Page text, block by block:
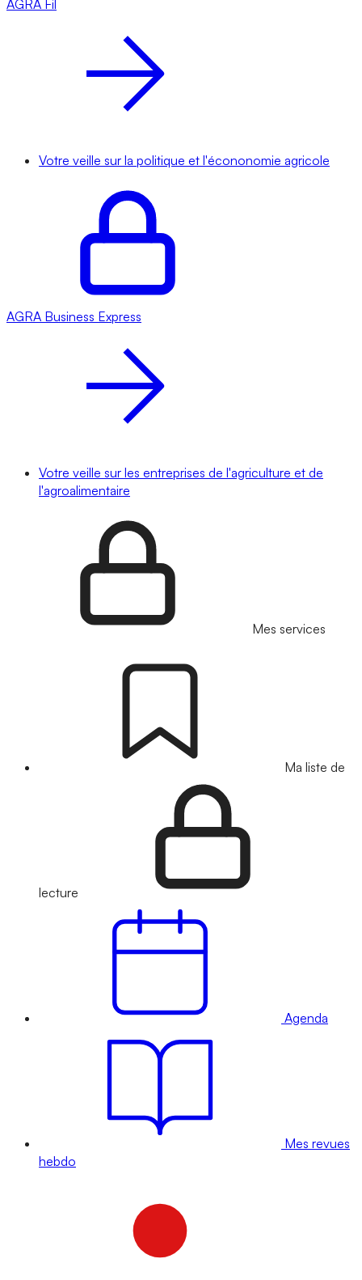
AGRA Fil
Votre veille sur la politique et l'écononomie agricole
AGRA Business Express
Votre veille sur les entreprises de l'agriculture et de
l'agroalimentaire
Mes services
Ma liste de
lecture
Agenda
Mes revues
hebdo